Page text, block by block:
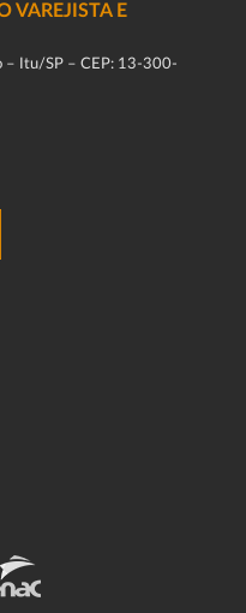
VAREJISTA E
– Itu/SP – CEP: 13-300-